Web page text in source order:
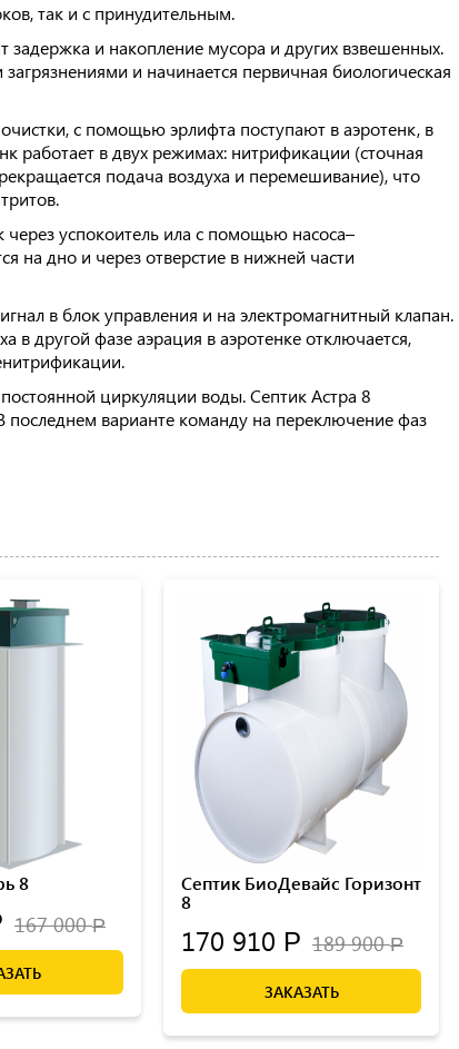
так и с принудительным.
задержка и накопление мусора и других взвешенных.
и начинается первичная биологическая
с помощью эрлифта поступают в аэротенк, в
работает в двух режимах: нитрификации (сточная
подача воздуха и перемешивание), что
успокоитель ила с помощью насоса–
на дно и через отверстие в нижней части
в блок управления и на электромагнитный клапан.
в другой фазе аэрация в аэротенке отключается,
циркуляции воды. Септик Астра 8
последнем варианте команду на переключение фаз
8
167 000Р
Септик БиоДевайс Горизонт
8
170 910 Р 189 900Р
ЗАКАЗАТЬ